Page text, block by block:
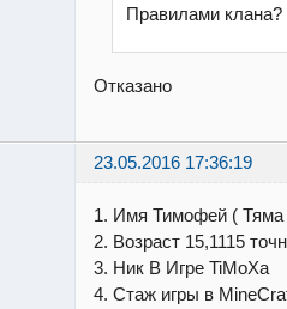
Правилами клана?
Отказано
23.05.2016 17:36:19
1. Имя Тимофей ( Тяма
2. Возраст 15,1115
3. Ник В Игре TiMoXa
4. Стаж игры в